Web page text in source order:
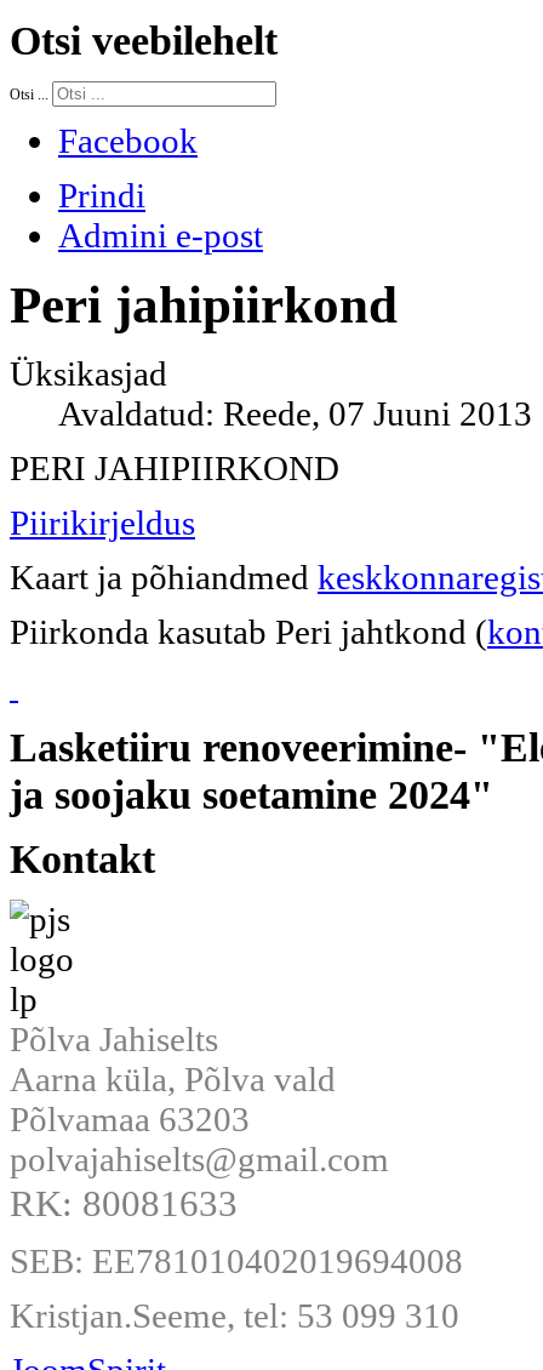
Otsi veebilehelt
Otsi ...
Facebook
Prindi
Admini e-post
Peri jahipiirkond
Üksikasjad
Avaldatud: Reede, 07 Juuni 2013
PERI JAHIPIIRKOND
Piirikirjeldus
Kaart ja põhiandmed
Piirkonda kasutab Peri jahtkond (
Lasketiiru renoveerimine-
ja soojaku soetamine 2024"
Kontakt
Põlva Jahiselts
Aarna küla, Põlva vald
Põlvamaa 63203
polvajahiselts@gmail.com
RK: 80081633
SEB: EE781010402019694008
Kristjan.Seeme, tel: 53 099 310